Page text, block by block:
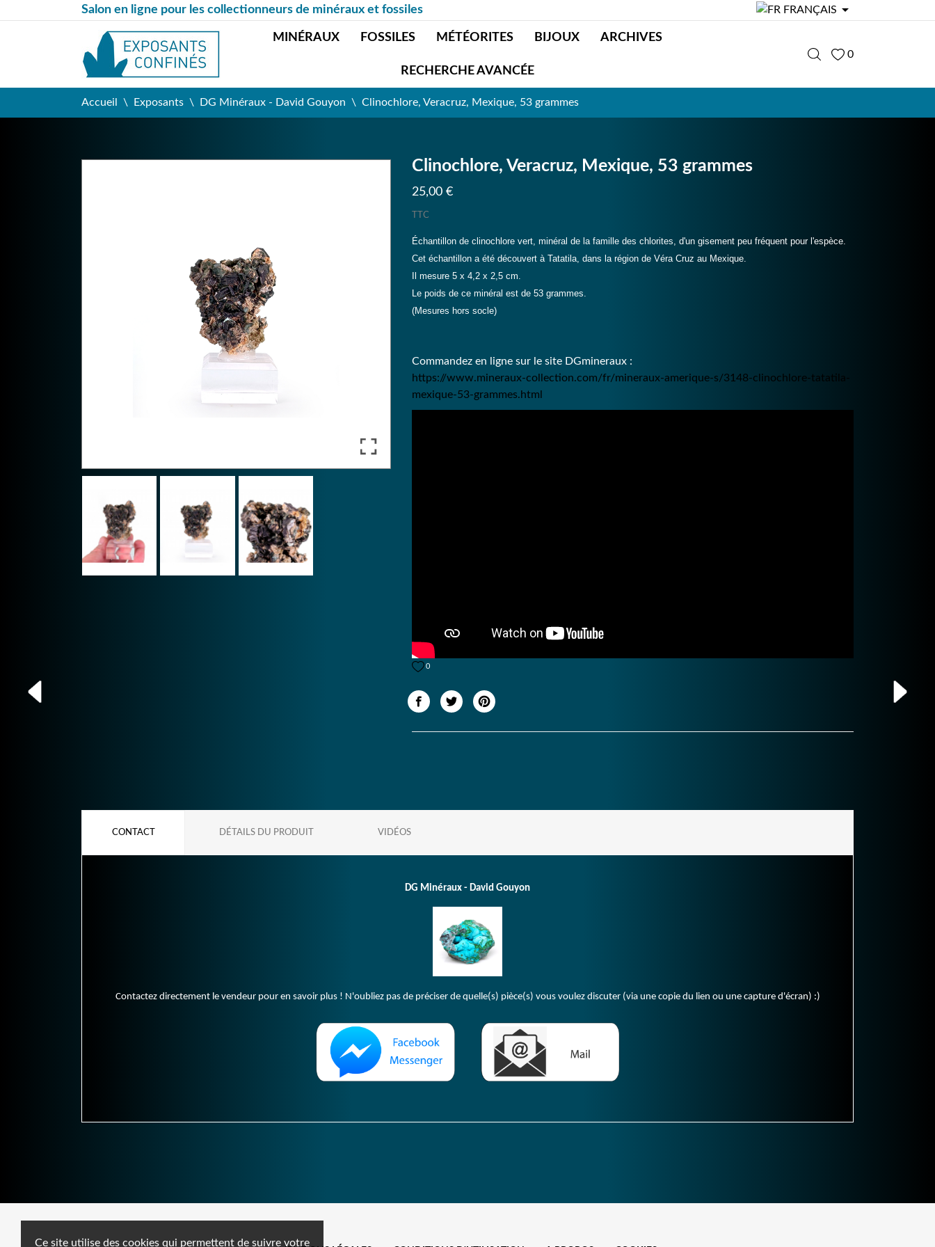
Ce site utilise des cookies qui permettent de suivre votre
Salon en ligne pour les collectionneurs de minéraux et fossiles FRANÇAIS 
MINÉRAUX FOSSILES MÉTÉORITES BIJOUX ARCHIVES
RECHERCHE AVANCÉE
0
Accueil Exposants DG Minéraux - David Gouyon Clinochlore, Veracruz, Mexique, 53 grammes
Clinochlore, Veracruz, Mexique, 53 grammes
25,00 €
TTC
Échantillon de clinochlore vert, minéral de la famille des chlorites, d'un gisement peu fréquent pour l'espèce.
Cet échantillon a été découvert à Tatatila, dans la région de Véra Cruz au Mexique.
Il mesure 5 x 4,2 x 2,5 cm.
Le poids de ce minéral est de 53 grammes.
(Mesures hors socle)
Commandez en ligne sur le site DGmineraux :
https://www.mineraux-collection.com/fr/mineraux-amerique-s/3148-clinochlore-tatatila-
mexique-53-grammes.html
0
CONTACT DÉTAILS DU PRODUIT VIDÉOS
DG Minéraux - David Gouyon
Contactez directement le vendeur pour en savoir plus ! N'oubliez pas de préciser de quelle(s) pièce(s) vous voulez discuter (via une copie du lien ou une capture d'écran) :)